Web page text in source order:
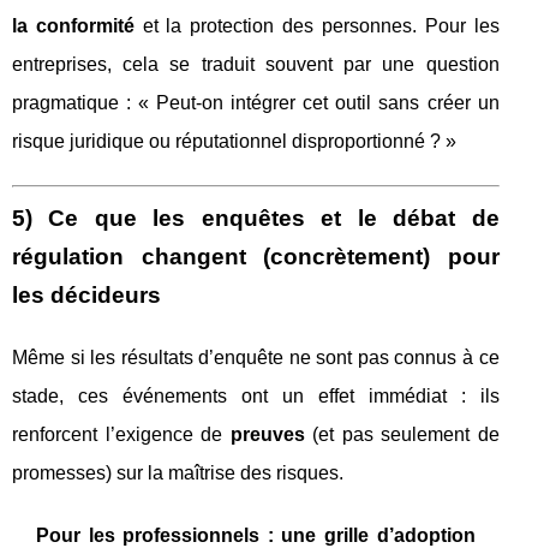
la conformitéet la protection des personnes. Pour les
entreprises, cela se traduit souvent par une question
pragmatique : « Peut-on intégrer cet outil sans créer un
risque juridique ou réputationnel disproportionné ? »
5) Ce que les enquêtes et le débat de
régulation changent (concrètement) pour
les décideurs
Même si les résultats d’enquête ne sont pas connus à ce
stade, ces événements ont un effet immédiat : ils
renforcent l’exigence de preuves(et pas seulement de
promesses) sur la maîtrise des risques.
Pour les professionnels : une grille d’adoption